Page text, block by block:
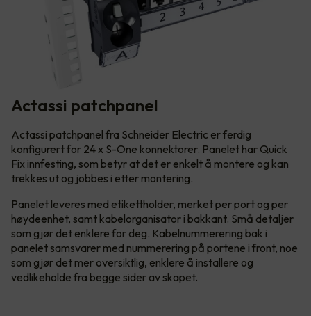
Actassi patchpanel
Actassi patchpanel fra Schneider Electric er ferdig
konfigurert for 24 x S-One konnektorer. Panelet har Quick
Fix innfesting, som betyr at det er enkelt å montere og kan
trekkes ut og jobbes i etter montering.
Panelet leveres med etikettholder, merket per port og per
høydeenhet, samt kabelorganisator i bakkant. Små detaljer
som gjør det enklere for deg. Kabelnummerering bak i
panelet samsvarer med nummerering på portene i front, noe
som gjør det mer oversiktlig, enklere å installere og
vedlikeholde fra begge sider av skapet.